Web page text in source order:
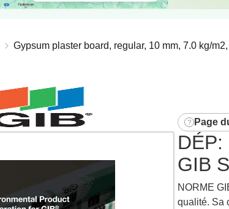
Gypsum plaster board, regular, 10 mm, 7.0 kg/m2,
Page
GIB
NORME
qualité. Sa